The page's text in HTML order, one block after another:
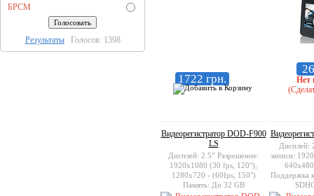
БРСМ
РезультатыГолосов: 1398
1722 грн.
Нет
Видеорегистратор DOD-F900
LS
Дисплей: 2.5” Разрешение:
1920х1080 (30 fps, 120°),
1280x720 - (60fps, 150°)
Память: До 32 GB
Дисплей:
записи:
Поддержка